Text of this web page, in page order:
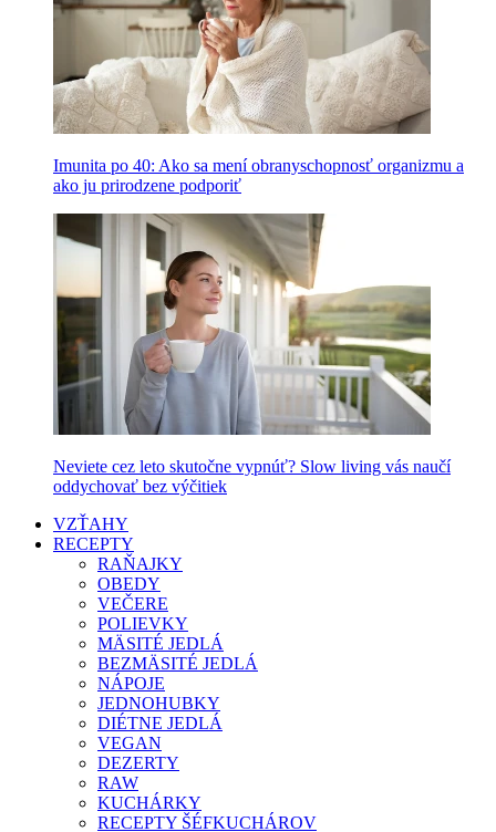
Imunita po 40: Ako sa mení obranyschopnosť organizmu a
ako ju prirodzene podporiť
Neviete cez leto skutočne vypnúť? Slow living vás naučí
oddychovať bez výčitiek
VZŤAHY
RECEPTY
RAŇAJKY
OBEDY
VEČERE
POLIEVKY
MÄSITÉ JEDLÁ
BEZMÄSITÉ JEDLÁ
NÁPOJE
JEDNOHUBKY
DIÉTNE JEDLÁ
VEGAN
DEZERTY
RAW
KUCHÁRKY
RECEPTY ŠÉFKUCHÁROV